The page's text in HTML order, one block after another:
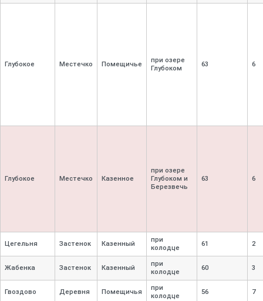
Глубокое Местечко Помещичье
при озере
Глубоком
63 6
Глубокое Местечко Казенное
при озере
Глубоком и
Березвечь
63 6
Цегельня Застенок Казенный
при
колодце
61 2
Жабенка Застенок Казенный
при
колодце
60 3
Гвоздово Деревня Помещичья
при
колодце
56 7